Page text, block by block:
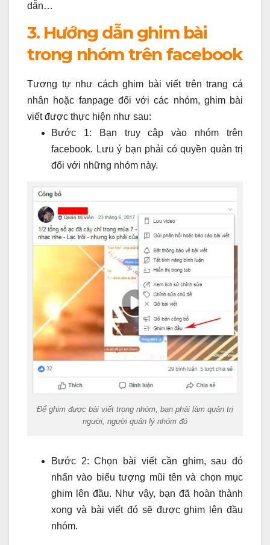
dẫn…
3. Hướng dẫn ghim bài
trong nhóm trên facebook
Tương tự như cách ghim bài viết trên trang cá
nhân hoặc fanpage đối với các nhóm, ghim bài
viết được thực hiện như sau:
Bước 1: Bạn truy cập vào nhóm trên
facebook. Lưu ý bạn phải có quyền quản trị
đối với những nhóm này.
Để ghim được bài viết trong nhóm, bạn phải làm quản trị
người, người quản lý nhóm đó
Bước 2: Chọn bài viết cần ghim, sau đó
nhấn vào biểu tượng mũi tên và chọn mục
ghim lên đầu. Như vậy, bạn đã hoàn thành
xong và bài viết đó sẽ được ghim lên đầu
nhóm.